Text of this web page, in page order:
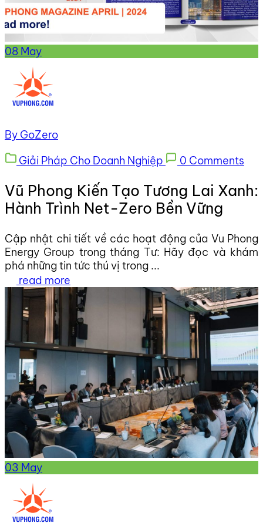
08 May
By GoZero
Giải Pháp Cho Doanh Nghiệp
0 Comments
Vũ Phong Kiến Tạo Tương Lai Xanh:
Hành Trình Net-Zero Bền Vững
Cập nhật chi tiết về các hoạt động của Vu Phong
Energy Group trong tháng Tư: Hãy đọc và khám
phá những tin tức thú vị trong ...
read more
03 May